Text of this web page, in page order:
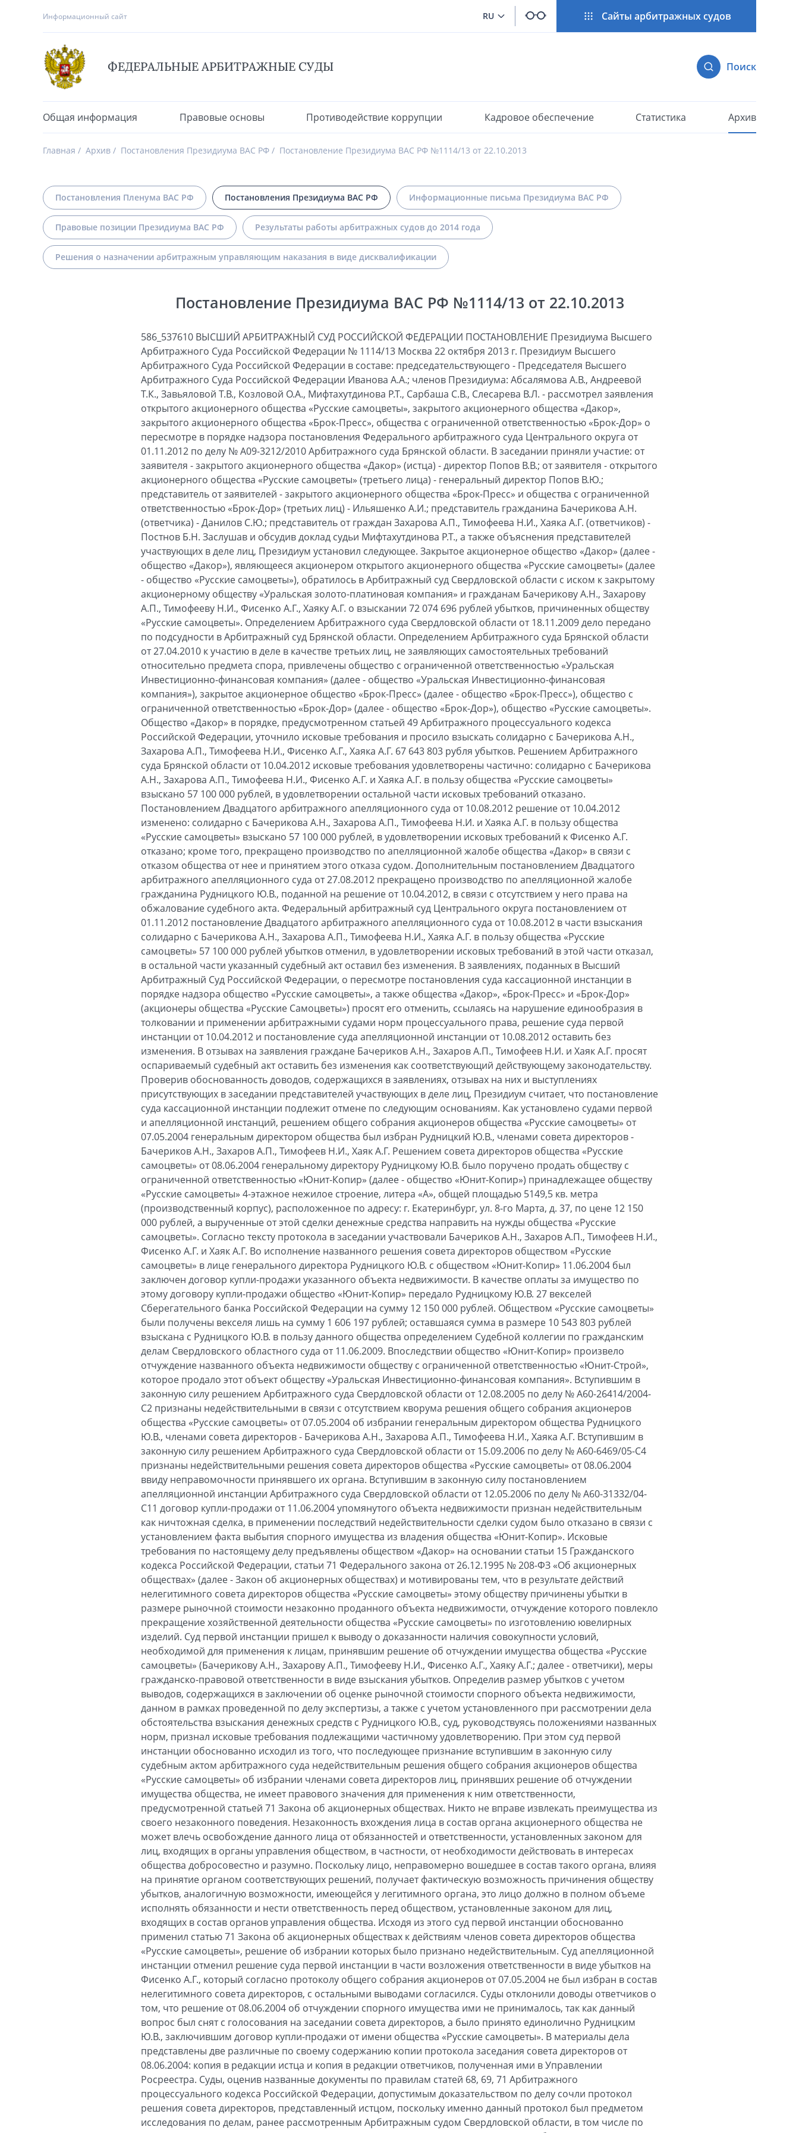
Информационный сайт RU Сайты арбитражных судов
ФЕДЕРАЛЬНЫЕ АРБИТРАЖНЫЕ СУДЫ Поиск
Общая информация Правовые основы Противодействие коррупции Кадровое обеспечение Статистика Архив
Главная Архив Постановления Президиума ВАС РФ Постановление Президиума ВАС РФ №1114/13 от 22.10.2013
Постановления Пленума ВАС РФ Постановления Президиума ВАС РФ Информационные письма Президиума ВАС РФ
Правовые позиции Президиума ВАС РФ Результаты работы арбитражных судов до 2014 года
Решения о назначении арбитражным управляющим наказания в виде дисквалификации
Постановление Президиума ВАС РФ №1114/13 от 22.10.2013
586_537610 ВЫСШИЙ АРБИТРАЖНЫЙ СУД РОССИЙСКОЙ ФЕДЕРАЦИИ ПОСТАНОВЛЕНИЕ Президиума Высшего Арбитражного Суда Российской Федерации № 1114/13 Москва 22 октября 2013 г. Президиум Высшего Арбитражного Суда Российской Федерации в составе: председательствующего - Председателя Высшего Арбитражного Суда Российской Федерации Иванова А.А.; членов Президиума: Абсалямова А.В., Андреевой Т.К., Завьяловой Т.В., Козловой О.А., Мифтахутдинова Р.Т., Сарбаша С.В., Слесарева В.Л. - рассмотрел заявления открытого акционерного общества «Русские самоцветы», закрытого акционерного общества «Дакор», закрытого акционерного общества «Брок-Пресс», общества с ограниченной ответственностью «Брок-Дор» о пересмотре в порядке надзора постановления Федерального арбитражного суда Центрального округа от 01.11.2012 по делу № А09-3212/2010 Арбитражного суда Брянской области. В заседании приняли участие: от заявителя - закрытого акционерного общества «Дакор» (истца) - директор Попов В.В.; от заявителя - открытого акционерного общества «Русские самоцветы» (третьего лица) - генеральный директор Попов В.Ю.; представитель от заявителей - закрытого акционерного общества «Брок-Пресс» и общества с ограниченной ответственностью «Брок-Дор» (третьих лиц) - Ильяшенко А.И.; представитель гражданина Бачерикова А.Н. (ответчика) - Данилов С.Ю.; представитель от граждан Захарова А.П., Тимофеева Н.И., Хаяка А.Г. (ответчиков) - Постнов Б.Н. Заслушав и обсудив доклад судьи Мифтахутдинова Р.Т., а также объяснения представителей участвующих в деле лиц, Президиум установил следующее. Закрытое акционерное общество «Дакор» (далее - общество «Дакор»), являющееся акционером открытого акционерного общества «Русские самоцветы» (далее - общество «Русские самоцветы»), обратилось в Арбитражный суд Свердловской области с иском к закрытому акционерному обществу «Уральская золото-платиновая компания» и гражданам Бачерикову А.Н., Захарову А.П., Тимофееву Н.И., Фисенко А.Г., Хаяку А.Г. о взыскании 72 074 696 рублей убытков, причиненных обществу «Русские самоцветы». Определением Арбитражного суда Свердловской области от 18.11.2009 дело передано по подсудности в Арбитражный суд Брянской области. Определением Арбитражного суда Брянской области от 27.04.2010 к участию в деле в качестве третьих лиц, не заявляющих самостоятельных требований относительно предмета спора, привлечены общество с ограниченной ответственностью «Уральская Инвестиционно-финансовая компания» (далее - общество «Уральская Инвестиционно-финансовая компания»), закрытое акционерное общество «Брок-Пресс» (далее - общество «Брок-Пресс»), общество с ограниченной ответственностью «Брок-Дор» (далее - общество «Брок-Дор»), общество «Русские самоцветы». Общество «Дакор» в порядке, предусмотренном статьей 49 Арбитражного процессуального кодекса Российской Федерации, уточнило исковые требования и просило взыскать солидарно с Бачерикова А.Н., Захарова А.П., Тимофеева Н.И., Фисенко А.Г., Хаяка А.Г. 67 643 803 рубля убытков. Решением Арбитражного суда Брянской области от 10.04.2012 исковые требования удовлетворены частично: солидарно с Бачерикова А.Н., Захарова А.П., Тимофеева Н.И., Фисенко А.Г. и Хаяка А.Г. в пользу общества «Русские самоцветы» взыскано 57 100 000 рублей, в удовлетворении остальной части исковых требований отказано. Постановлением Двадцатого арбитражного апелляционного суда от 10.08.2012 решение от 10.04.2012 изменено: солидарно с Бачерикова А.Н., Захарова А.П., Тимофеева Н.И. и Хаяка А.Г. в пользу общества «Русские самоцветы» взыскано 57 100 000 рублей, в удовлетворении исковых требований к Фисенко А.Г. отказано; кроме того, прекращено производство по апелляционной жалобе общества «Дакор» в связи с отказом общества от нее и принятием этого отказа судом. Дополнительным постановлением Двадцатого арбитражного апелляционного суда от 27.08.2012 прекращено производство по апелляционной жалобе гражданина Рудницкого Ю.В., поданной на решение от 10.04.2012, в связи с отсутствием у него права на обжалование судебного акта. Федеральный арбитражный суд Центрального округа постановлением от 01.11.2012 постановление Двадцатого арбитражного апелляционного суда от 10.08.2012 в части взыскания солидарно с Бачерикова А.Н., Захарова А.П., Тимофеева Н.И., Хаяка А.Г. в пользу общества «Русские самоцветы» 57 100 000 рублей убытков отменил, в удовлетворении исковых требований в этой части отказал, в остальной части указанный судебный акт оставил без изменения. В заявлениях, поданных в Высший Арбитражный Суд Российской Федерации, о пересмотре постановления суда кассационной инстанции в порядке надзора общество «Русские самоцветы», а также общества «Дакор», «Брок-Пресс» и «Брок-Дор» (акционеры общества «Русские Самоцветы») просят его отменить, ссылаясь на нарушение единообразия в толковании и применении арбитражными судами норм процессуального права, решение суда первой инстанции от 10.04.2012 и постановление суда апелляционной инстанции от 10.08.2012 оставить без изменения. В отзывах на заявления граждане Бачериков А.Н., Захаров А.П., Тимофеев Н.И. и Хаяк А.Г. просят оспариваемый судебный акт оставить без изменения как соответствующий действующему законодательству. Проверив обоснованность доводов, содержащихся в заявлениях, отзывах на них и выступлениях присутствующих в заседании представителей участвующих в деле лиц, Президиум считает, что постановление суда кассационной инстанции подлежит отмене по следующим основаниям. Как установлено судами первой и апелляционной инстанций, решением общего собрания акционеров общества «Русские самоцветы» от 07.05.2004 генеральным директором общества был избран Рудницкий Ю.В., членами совета директоров - Бачериков А.Н., Захаров А.П., Тимофеев Н.И., Хаяк А.Г. Решением совета директоров общества «Русские самоцветы» от 08.06.2004 генеральному директору Рудницкому Ю.В. было поручено продать обществу с ограниченной ответственностью «Юнит-Копир» (далее - общество «Юнит-Копир») принадлежащее обществу «Русские самоцветы» 4-этажное нежилое строение, литера «А», общей площадью 5149,5 кв. метра (производственный корпус), расположенное по адресу: г. Екатеринбург, ул. 8-го Марта, д. 37, по цене 12 150 000 рублей, а вырученные от этой сделки денежные средства направить на нужды общества «Русские самоцветы». Согласно тексту протокола в заседании участвовали Бачериков А.Н., Захаров А.П., Тимофеев Н.И., Фисенко А.Г. и Хаяк А.Г. Во исполнение названного решения совета директоров обществом «Русские самоцветы» в лице генерального директора Рудницкого Ю.В. с обществом «Юнит-Копир» 11.06.2004 был заключен договор купли-продажи указанного объекта недвижимости. В качестве оплаты за имущество по этому договору купли-продажи общество «Юнит-Копир» передало Рудницкому Ю.В. 27 векселей Сберегательного банка Российской Федерации на сумму 12 150 000 рублей. Обществом «Русские самоцветы» были получены векселя лишь на сумму 1 606 197 рублей; оставшаяся сумма в размере 10 543 803 рублей взыскана с Рудницкого Ю.В. в пользу данного общества определением Судебной коллегии по гражданским делам Свердловского областного суда от 11.06.2009. Впоследствии общество «Юнит-Копир» произвело отчуждение названного объекта недвижимости обществу с ограниченной ответственностью «Юнит-Строй», которое продало этот объект обществу «Уральская Инвестиционно-финансовая компания». Вступившим в законную силу решением Арбитражного суда Свердловской области от 12.08.2005 по делу № А60-26414/2004-С2 признаны недействительными в связи с отсутствием кворума решения общего собрания акционеров общества «Русские самоцветы» от 07.05.2004 об избрании генеральным директором общества Рудницкого Ю.В., членами совета директоров - Бачерикова А.Н., Захарова А.П., Тимофеева Н.И., Хаяка А.Г. Вступившим в законную силу решением Арбитражного суда Свердловской области от 15.09.2006 по делу № А60-6469/05-С4 признаны недействительными решения совета директоров общества «Русские самоцветы» от 08.06.2004 ввиду неправомочности принявшего их органа. Вступившим в законную силу постановлением апелляционной инстанции Арбитражного суда Свердловской области от 12.05.2006 по делу № А60-31332/04-С11 договор купли-продажи от 11.06.2004 упомянутого объекта недвижимости признан недействительным как ничтожная сделка, в применении последствий недействительности сделки судом было отказано в связи с установлением факта выбытия спорного имущества из владения общества «Юнит-Копир». Исковые требования по настоящему делу предъявлены обществом «Дакор» на основании статьи 15 Гражданского кодекса Российской Федерации, статьи 71 Федерального закона от 26.12.1995 № 208-ФЗ «Об акционерных обществах» (далее - Закон об акционерных обществах) и мотивированы тем, что в результате действий нелегитимного совета директоров общества «Русские самоцветы» этому обществу причинены убытки в размере рыночной стоимости незаконно проданного объекта недвижимости, отчуждение которого повлекло прекращение хозяйственной деятельности общества «Русские самоцветы» по изготовлению ювелирных изделий. Суд первой инстанции пришел к выводу о доказанности наличия совокупности условий, необходимой для применения к лицам, принявшим решение об отчуждении имущества общества «Русские самоцветы» (Бачерикову А.Н., Захарову А.П., Тимофееву Н.И., Фисенко А.Г., Хаяку А.Г.; далее - ответчики), меры гражданско-правовой ответственности в виде взыскания убытков. Определив размер убытков с учетом выводов, содержащихся в заключении об оценке рыночной стоимости спорного объекта недвижимости, данном в рамках проведенной по делу экспертизы, а также с учетом установленного при рассмотрении дела обстоятельства взыскания денежных средств с Рудницкого Ю.В., суд, руководствуясь положениями названных норм, признал исковые требования подлежащими частичному удовлетворению. При этом суд первой инстанции обоснованно исходил из того, что последующее признание вступившим в законную силу судебным актом арбитражного суда недействительным решения общего собрания акционеров общества «Русские самоцветы» об избрании членами совета директоров лиц, принявши